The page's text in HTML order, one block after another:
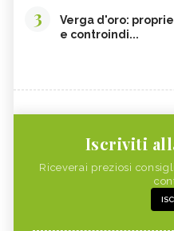
3
Verga d'oro:
e controindi...
Iscriviti
Riceverai preziosi